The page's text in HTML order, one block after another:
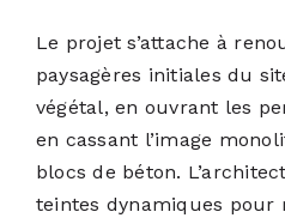
Le projet s’attache à
paysagères initiales du
végétal, en ouvrant les
en cassant l’image
blocs de béton.
teintes dynamiques pour